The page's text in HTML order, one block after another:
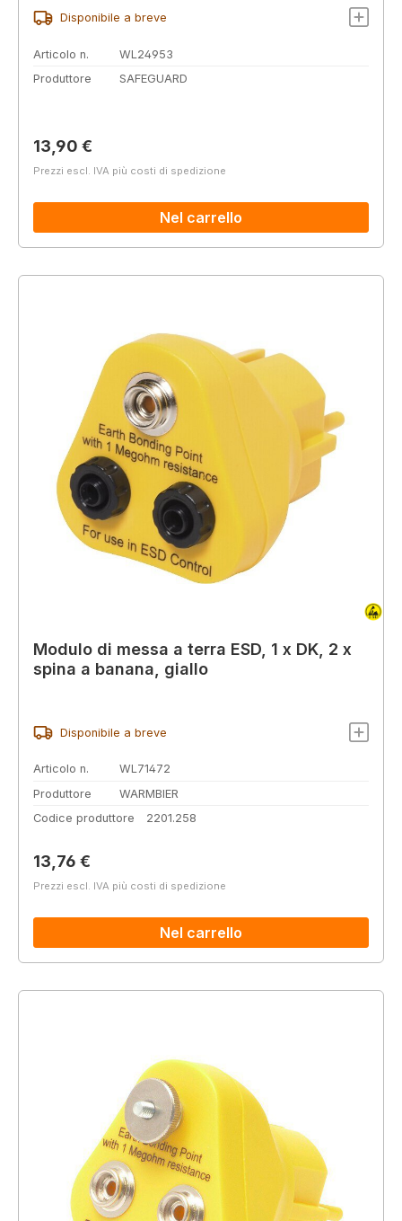
Disponibile a breve
Articolo n.
WL24953
Produttore
SAFEGUARD
Prezzo normale:
13,90 €
Prezzi escl. IVA più costi di spedizione
Nel carrello
Modulo di messa a terra ESD, 1 x DK, 2 x
spina a banana, giallo
Disponibile a breve
Articolo n.
WL71472
Produttore
WARMBIER
Codice produttore
2201.258
Prezzo normale:
13,76 €
Prezzi escl. IVA più costi di spedizione
Nel carrello